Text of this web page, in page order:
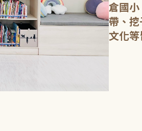
倉國小
帶、